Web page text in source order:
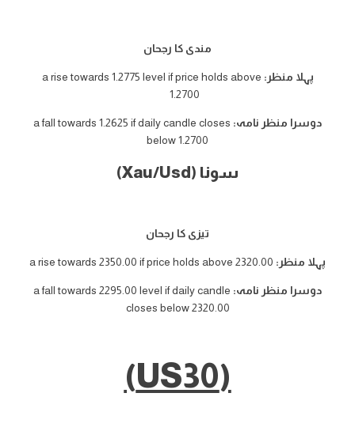
مندی کا رجحان
پہلا منظر: a rise towards 1.2775 level if price holds above
1.2700
دوسرا منظر نامہ: a fall towards 1.2625 if daily candle closes
below 1.2700
سونا (Xau/Usd)
تیزی کا رجحان
پہلا منظر: a rise towards 2350.00 if price holds above 2320.00
دوسرا منظر نامہ: a fall towards 2295.00 level if daily candle
closes below 2320.00
(US30)